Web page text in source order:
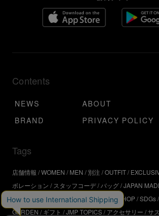
Contents
NEWS
ABOUT
BRAND
PRIVACY POLICY
Tags
店舗情報 WOMEN MEN 別注 OUTFIT
ボレーション
スタッフコーデ バッグ JAPAN
ト アウトドア インタビュー WORKSHOP SDGs
GARDEN
ギフト JMP TOPICS アクセサリー サ